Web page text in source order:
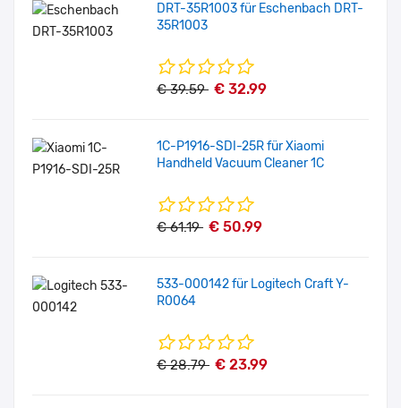
DRT-35R1003 für Eschenbach DRT-
35R1003
€ 39.59 € 32.99
1C-P1916-SDI-25R für Xiaomi
Handheld Vacuum Cleaner 1C
€ 61.19 € 50.99
533-000142 für Logitech Craft Y-
R0064
€ 28.79 € 23.99